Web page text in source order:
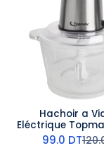
Hachoir a
Eléctrique
1,6
99.0 DT